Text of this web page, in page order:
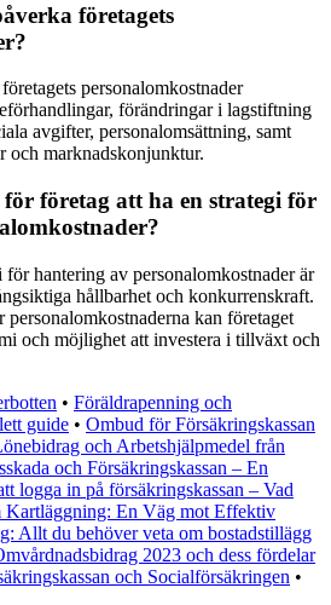
företagets
personalomkostnader
förändringar i lagstiftning
avgifter, personalomsättning, samt
och marknadskonjunktur.
företag att ha en strategi för
hantering av personalomkostnader är
hållbarhet och konkurrenskraft.
kan företaget
och möjlighet att investera i tillväxt och
• Föräldrapenning och
guide • Ombud för Försäkringskassan
och Arbetshjälpmedel från
och Försäkringskassan – En
logga in på försäkringskassan – Vad
Kartläggning: En Väg mot Effektiv
Allt du behöver veta om bostadstillägg
2023 och dess fördelar
och Socialförsäkringen •